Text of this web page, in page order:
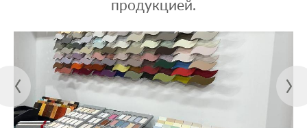
продукцией.